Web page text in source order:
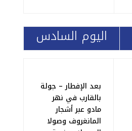
اليوم السادس
بعد الإفطار – جولة
بالقارب في نهر
مادو عبر أشجار
المانغروف وصولا